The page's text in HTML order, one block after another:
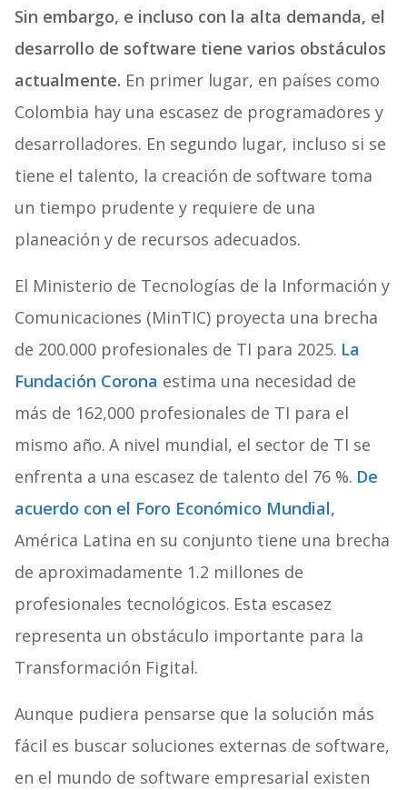
Sin embargo, e incluso con la alta demanda, el
desarrollo de software tiene varios obstáculos
actualmente. En primer lugar, en países como
Colombia hay una escasez de programadores y
desarrolladores. En segundo lugar, incluso si se
tiene el talento, la creación de software toma
un tiempo prudente y requiere de una
planeación y de recursos adecuados.
El Ministerio de Tecnologías de la Información y
Comunicaciones (MinTIC) proyecta una brecha
de 200.000 profesionales de TI para 2025. La
Fundación Corona estima una necesidad de
más de 162,000 profesionales de TI para el
mismo año. A nivel mundial, el sector de TI se
enfrenta a una escasez de talento del 76 %. De
acuerdo con el Foro Económico Mundial,
América Latina en su conjunto tiene una brecha
de aproximadamente 1.2 millones de
profesionales tecnológicos. Esta escasez
representa un obstáculo importante para la
Transformación Figital.
Aunque pudiera pensarse que la solución más
fácil es buscar soluciones externas de software,
en el mundo de software empresarial existen